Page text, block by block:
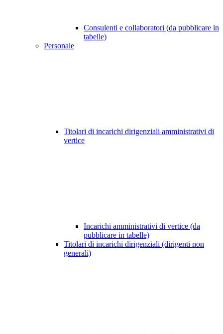
Consulenti e collaboratori (da pubblicare in
tabelle)
Personale
Titolari di incarichi dirigenziali amministrativi di
vertice
Incarichi amministrativi di vertice (da
pubblicare in tabelle)
Titolari di incarichi dirigenziali (dirigenti non
generali)